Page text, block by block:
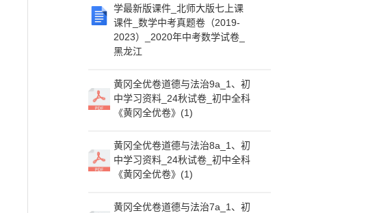
学最新版课件_北师大版七上课
课件_数学中考真题卷（2019-
2023）_2020年中考数学试卷_
黑龙江
黄冈全优卷道德与法治9a_1、初
中学习资料_24秋试卷_初中全科
《黄冈全优卷》(1)
黄冈全优卷道德与法治8a_1、初
中学习资料_24秋试卷_初中全科
《黄冈全优卷》(1)
黄冈全优卷道德与法治7a_1、初